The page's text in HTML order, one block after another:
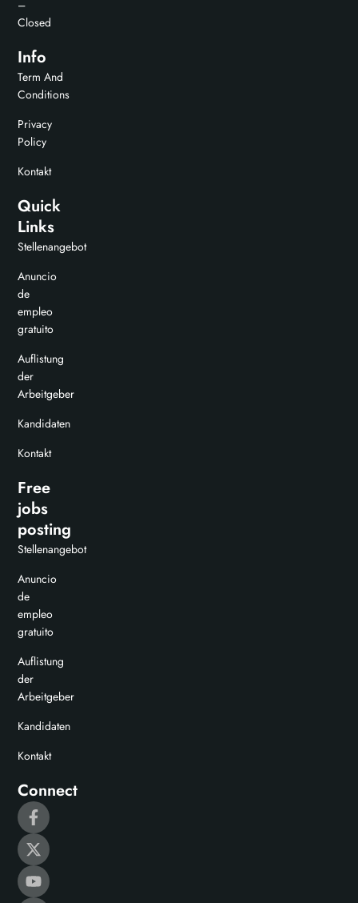
–
Closed
Info
Term And
Conditions
Privacy
Policy
Kontakt
Quick
Links
Stellenangebot
Anuncio
de
empleo
gratuito
Auflistung
der
Arbeitgeber
Kandidaten
Kontakt
Free
jobs
posting
Stellenangebot
Anuncio
de
empleo
gratuito
Auflistung
der
Arbeitgeber
Kandidaten
Kontakt
Connect